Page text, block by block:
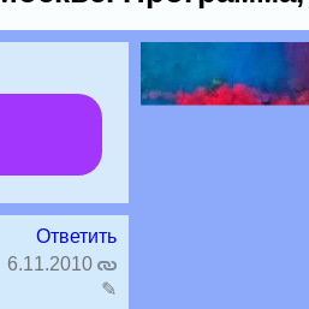
Ответить
6.11.2010
✎